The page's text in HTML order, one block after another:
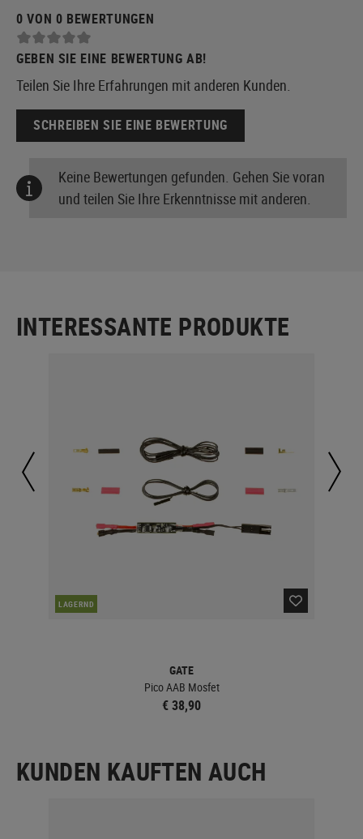
0 VON 0 BEWERTUNGEN
GEBEN SIE EINE BEWERTUNG AB!
Teilen Sie Ihre Erfahrungen mit anderen Kunden.
SCHREIBEN SIE EINE BEWERTUNG
Keine Bewertungen gefunden. Gehen Sie voran
und teilen Sie Ihre Erkenntnisse mit anderen.
INTERESSANTE PRODUKTE
LAGERND
GATE
Pico AAB Mosfet
€ 38,90
KUNDEN KAUFTEN AUCH